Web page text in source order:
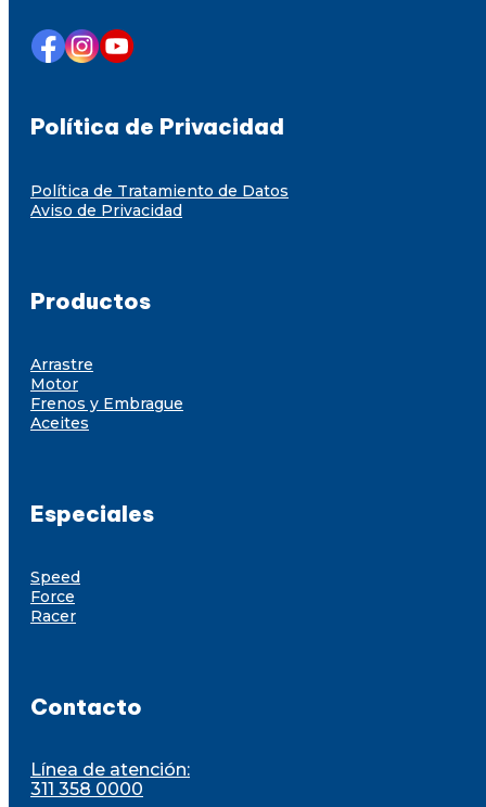
Política de Privacidad
Política de Tratamiento de Datos
Aviso de Privacidad
Productos
Arrastre
Motor
Frenos y Embrague
Aceites
Especiales
Speed
Force
Racer
Contacto
Línea de atención:
311 358 0000